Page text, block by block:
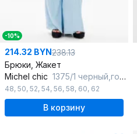
-10%
214.32 BYN238.13
Брюки, Жакет
Michel chic 1375/1 черный,голубой
48, 50, 52, 54, 56, 58, 60, 62
В корзину